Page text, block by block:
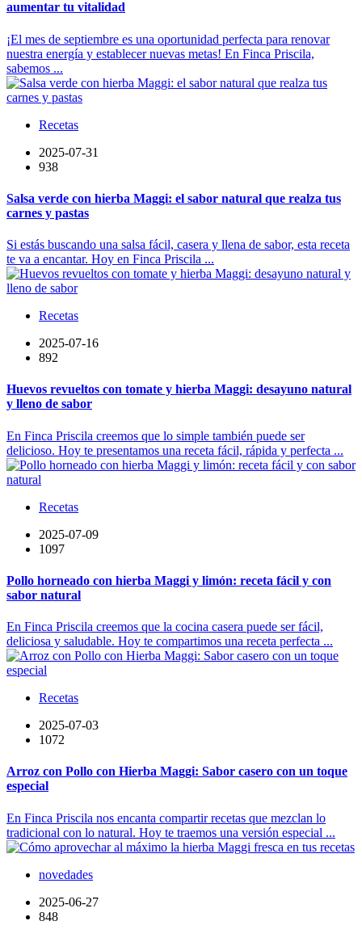
aumentar tu vitalidad
¡El mes de septiembre es una oportunidad perfecta para renovar
nuestra energía y establecer nuevas metas! En Finca Priscila,
sabemos ...
Recetas
2025-07-31
938
Salsa verde con hierba Maggi: el sabor natural que realza tus
carnes y pastas
Si estás buscando una salsa fácil, casera y llena de sabor, esta receta
te va a encantar. Hoy en Finca Priscila ...
Recetas
2025-07-16
892
Huevos revueltos con tomate y hierba Maggi: desayuno natural
y lleno de sabor
En Finca Priscila creemos que lo simple también puede ser
delicioso. Hoy te presentamos una receta fácil, rápida y perfecta ...
Recetas
2025-07-09
1097
Pollo horneado con hierba Maggi y limón: receta fácil y con
sabor natural
En Finca Priscila creemos que la cocina casera puede ser fácil,
deliciosa y saludable. Hoy te compartimos una receta perfecta ...
Recetas
2025-07-03
1072
Arroz con Pollo con Hierba Maggi: Sabor casero con un toque
especial
En Finca Priscila nos encanta compartir recetas que mezclan lo
tradicional con lo natural. Hoy te traemos una versión especial ...
novedades
2025-06-27
848